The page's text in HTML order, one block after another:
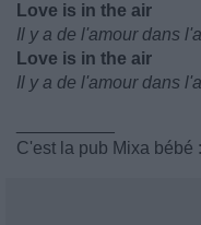
Love is in the air
Il y a de l'amour dans
Love is in the air
Il y a de l'amour dans
C'est la pub Mixa bébé